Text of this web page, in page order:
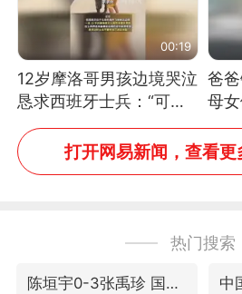
00:19
12岁摩洛哥男孩边境哭泣
恳求西班牙士兵：“可不
可以不要把我遣返回国”
爸
母
玩
打开网易新闻，查看更
热门搜索
陈垣宇0-3张禹珍 国乒男单全军覆没